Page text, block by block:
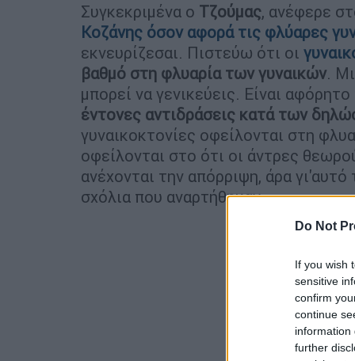
Do Not
If you wish
sensitive
confirm
continue
information
further
Συγκεκριμένα ο Τζούμας, ανέφερε
Κοζάνης όσον αφορά τις φλύαρες
εκνευρίζεσαι. Πιστεύω ότι οι
βαθμό στη φλυαρία των γυναικών.
μπορεί να γενικεύεις. Είναι
έντονες αντιδράσεις κατά των
γυναικοκτονίες οφείλονται στη
οφείλονται στο ότι οι άντρες
ανέχονται την απόρριψη, άρα
σχόλια που αναρτήθηκαν.